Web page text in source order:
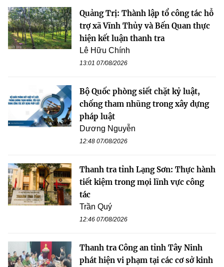
Quảng Trị: Thành lập tổ công tác hỗ
trợ xã Vĩnh Thủy và Bến Quan thực
hiện kết luận thanh tra
Lê Hữu Chính
13:01 07/08/2026
Bộ Quốc phòng siết chặt kỷ luật,
chống tham nhũng trong xây dựng
pháp luật
Dương Nguyễn
12:48 07/08/2026
Thanh tra tỉnh Lạng Sơn: Thực hành
tiết kiệm trong mọi lĩnh vực công
tác
Trần Quý
12:46 07/08/2026
Thanh tra Công an tỉnh Tây Ninh
phát hiện vi phạm tại các cơ sở kinh